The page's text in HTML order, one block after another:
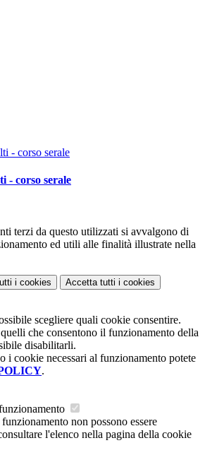
- corso serale
terzi da questo utilizzati si avvalgono di
ed utili alle finalità illustrate nella
i cookies Accetta tutti i cookies
scegliere quali cookie consentire.
che consentono il funzionamento della
disabilitarli.
i cookie necessari al funzionamento potete
.
non possono essere
l'elenco nella pagina della cookie